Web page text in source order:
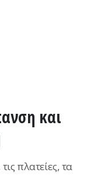
και
πλατείες, τα